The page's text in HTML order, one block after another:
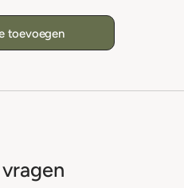
toevoegen